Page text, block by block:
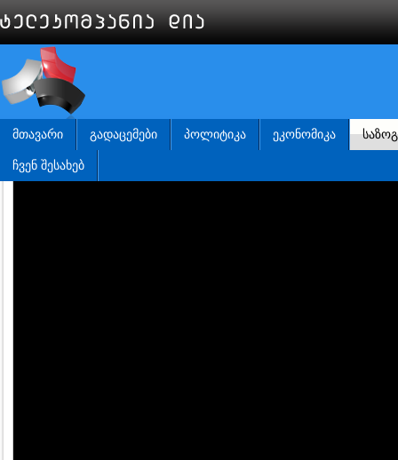
ᲛᲗᲐᲕᲐᲠᲘ ᲒᲐᲓᲐᲪᲔᲛᲔᲑᲘ ᲞᲝᲚᲘᲢᲘᲙᲐ ᲔᲙᲝᲜᲝᲛᲘᲙᲐ
ᲩᲕᲔᲜ ᲨᲔᲡᲐᲮᲔᲑ